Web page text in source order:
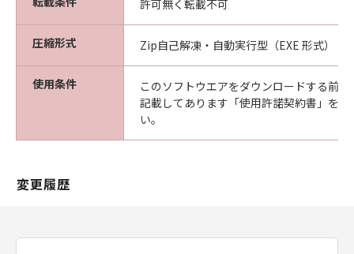
許可無く転載不可
圧縮形式 Zip自己解凍・自動実行型（EXE 形式）
使用条件
このソフトウエアをダウンロードする前
記載してあります「使用許諾契約書」を
い。
変更履歴